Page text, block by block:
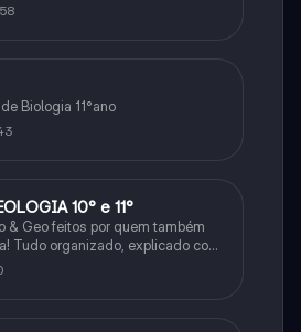
Biologia 11°ano
10° e 11°
& Geo feitos por quem também
Tudo organizado, explicado com
que ajudam mesmo a
sem stress e com mais